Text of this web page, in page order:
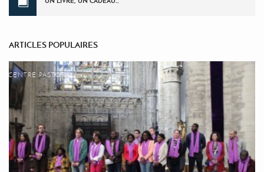
ARTICLES POPULAIRES
CENTRE PASTORAL